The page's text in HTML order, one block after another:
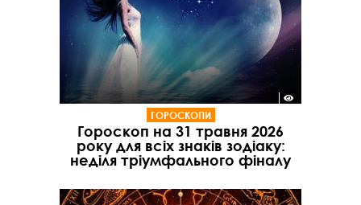
ГОРОСКОПИ
Гороскоп на 31 травня 2026
року для всіх знаків зодіаку:
неділя тріумфального фіналу